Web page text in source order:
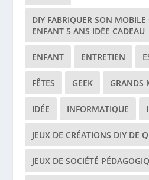
DIY FABRIQUER SON
ENFANT 5 ANS IDÉE CADEAU
ENFANT ENTRETIEN
FÊTES GEEK GRANDS
IDÉE INFORMATIQUE
JEUX DE CRÉATIONS DIY DE
JEUX DE SOCIÉTÉ